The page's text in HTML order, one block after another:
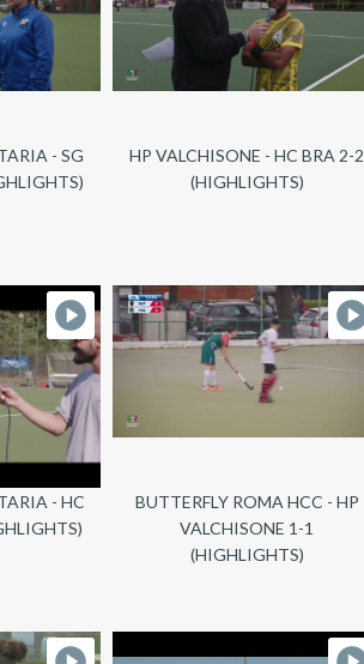
- SG
HP VALCHISONE - HC BRA 2-2
(HIGHLIGHTS)
- HC
BUTTERFLY ROMA HCC - HP
VALCHISONE 1-1
(HIGHLIGHTS)